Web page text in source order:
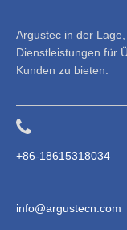
Argustec in der
Dienstleistungen für
Kunden zu bieten.
+86-18615318034
info@argustecn.com